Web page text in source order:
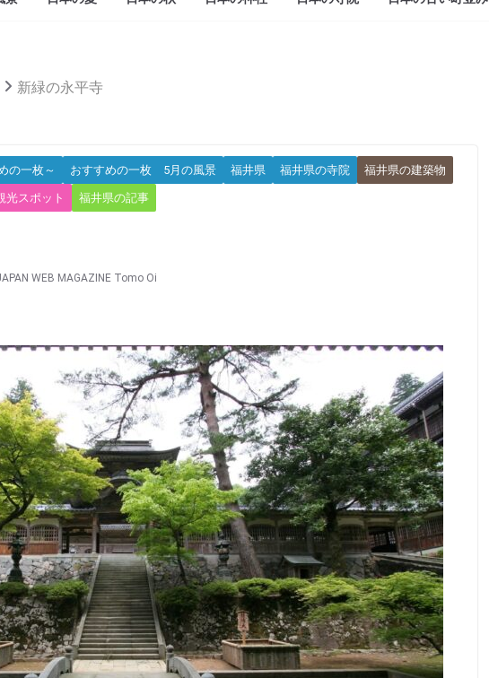
新緑の永平寺
の一枚～ おすすめの一枚 5月の風景 福井県 福井県の寺院 福井県の建築物
光スポット 福井県の記事
WEB MAGAZINE Tomo Oi